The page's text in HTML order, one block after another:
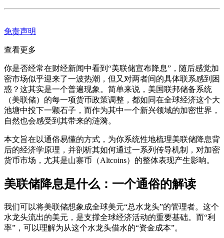
免责声明
查看更多
你是否经常在财经新闻中看到“美联储宣布降息”，随后感觉加
密市场似乎迎来了一波热潮，但又对两者间的具体联系感到困
惑？这其实是一个普遍现象。简单来说，美国联邦储备系统
（美联储）的每一项货币政策调整，都如同在全球经济这个大
池塘中投下一颗石子，而作为其中一个新兴领域的加密世界，
自然也会感受到其带来的涟漪。
本文旨在以通俗易懂的方式，为你系统性地梳理美联储降息背
后的经济学原理，并剖析其如何通过一系列传导机制，对加密
货币市场，尤其是山寨币（Altcoins）的整体表现产生影响。
美联储降息是什么：一个通俗的解读
我们可以将美联储想象成全球美元“总水龙头”的管理者。这个
水龙头流出的美元，是支撑全球经济活动的重要基础。而“利
率”，可以理解为从这个水龙头借水的“资金成本”。